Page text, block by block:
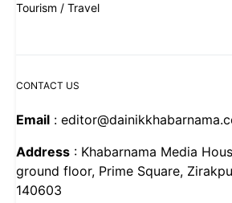
Tourism / Travel
CONTACT US
Email :
Address : Khabarnama Media
ground floor, Prime Square,
140603